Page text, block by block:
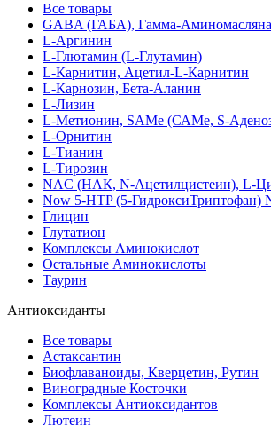
Все товары
GABA (ГАБА), Гамма-
L-Аргинин
L-Глютамин (L-Глутамин)
L-Карнитин, Ацетил-L-Карнитин
L-Карнозин, Бета-Аланин
L-Лизин
L-Метионин, SAMe (САМе, S-
L-Орнитин
L-Тианин
L-Тирозин
NAC (НАК, N-Ацетилцистеин), L-
Now 5-HTP (5-ГидроксиТриптофан)
Глицин
Глутатион
Комплексы Аминокислот
Остальные Аминокислоты
Таурин
Антиоксиданты
Все товары
Астаксантин
Биофлаваноиды, Кверцетин, Рутин
Виноградные Косточки
Комплексы Антиоксидантов
Лютеин